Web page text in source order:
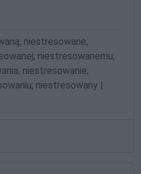
niestresowane;
niestresowanemu;
niestresowanie;
niestresowany |